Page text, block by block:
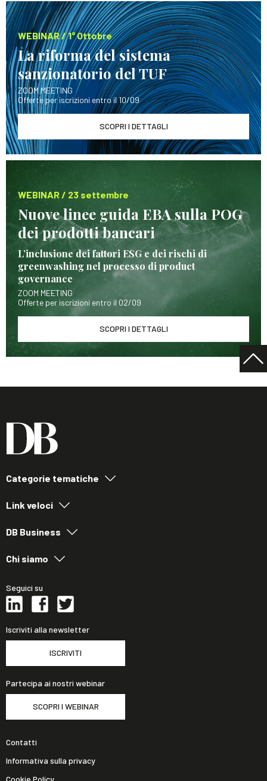
WEBINAR / 1° Ottobre
La riforma del sistema
sanzionatorio del TUF
ZOOM MEETING
Offerte per iscrizioni entro il 10/09
SCOPRI I DETTAGLI
WEBINAR / 23 settembre
Nuove linee guida EBA sulla POG
dei prodotti bancari
L’inclusione dei fattori ESG e dei rischi di
greenwashing nel processo di product
governance
ZOOM MEETING
Offerte per iscrizioni entro il 02/09
SCOPRI I DETTAGLI
Categorie tematiche
Link veloci
DB Business
Chi siamo
Seguici su
Iscriviti alla newsletter
ISCRIVITI
Partecipa ai nostri webinar
SCOPRI I WEBINAR
Contatti
Informativa sulla privacy
Cookie Policy